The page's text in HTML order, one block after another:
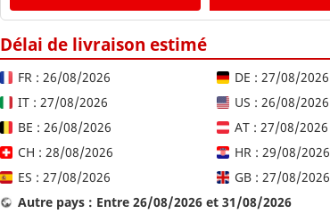
Délai de livraison estimé
FR : 26/08/2026
DE : 27/08/2026
IT : 27/08/2026
US : 26/08/2026
BE : 26/08/2026
AT : 27/08/2026
CH : 28/08/2026
HR : 29/08/2026
ES : 27/08/2026
GB : 27/08/2026
Autre pays : Entre 26/08/2026 et 31/08/2026